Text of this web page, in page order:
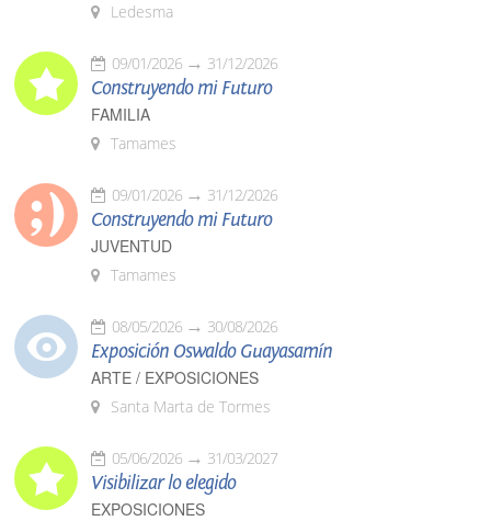
Ledesma
09/01/2026 31/12/2026
Construyendo mi Futuro
FAMILIA
Tamames
09/01/2026 31/12/2026
Construyendo mi Futuro
JUVENTUD
Tamames
08/05/2026 30/08/2026
Exposición Oswaldo Guayasamín
ARTE / EXPOSICIONES
Santa Marta de Tormes
05/06/2026 31/03/2027
Visibilizar lo elegido
EXPOSICIONES